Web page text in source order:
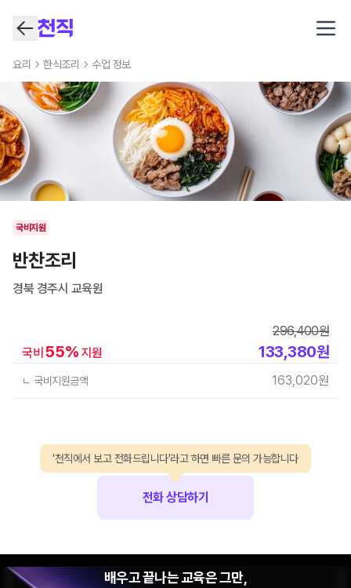
요리 한식조리 수업 정보
국비지원
반찬조리
경북 경주시 교육원
국비 55% 지원
296,400원
133,380원
ㄴ 국비지원금액 163,020원
전화 상담하기
'천직에서 보고 전화드립니다'라고 하면 빠른 문의 가능합니다
배우고 끝나는 교육은 그만,